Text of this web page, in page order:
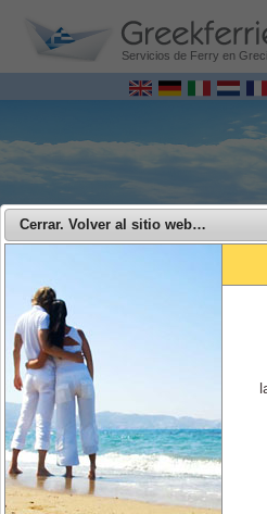
Servicios de Ferry en
MENU
Endeavor Ferries - Viajar con
Cerrar. Volver al sitio web…